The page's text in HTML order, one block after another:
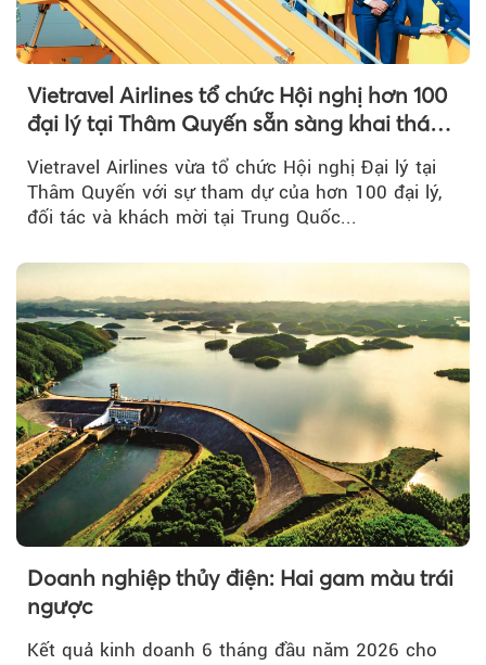
Vietravel Airlines tổ chức Hội nghị hơn 100
đại lý tại Thâm Quyến sẵn sàng khai thác
đường bay thẳng TP.HCM - Thâm Quyến
Vietravel Airlines vừa tổ chức Hội nghị Đại lý tại
Thâm Quyến với sự tham dự của hơn 100 đại lý,
đối tác và khách mời tại Trung Quốc...
Doanh nghiệp thủy điện: Hai gam màu trái
ngược
Kết quả kinh doanh 6 tháng đầu năm 2026 cho